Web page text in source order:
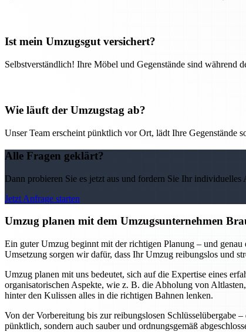
Ist mein Umzugsgut versichert?
Selbstverständlich! Ihre Möbel und Gegenstände sind während
Wie läuft der Umzugstag ab?
Unser Team erscheint pünktlich vor Ort, lädt Ihre Gegenstände
Alle Fragen geklärt?
Dann probieren Sie es jetzt aus und fordern Sie Ihr
Jetzt Anfrage starten
Umzug planen mit dem Umzugsunternehmen
Ein guter Umzug beginnt mit der richtigen Planung – und
Umsetzung sorgen wir dafür, dass Ihr Umzug reibungslos und
Umzug planen mit uns bedeutet, sich auf die Expertise eines
organisatorischen Aspekte, wie z. B. die Abholung von
hinter den Kulissen alles in die richtigen Bahnen lenken.
Von der Vorbereitung bis zur reibungslosen Schlüsselübergabe
pünktlich, sondern auch sauber und ordnungsgemäß